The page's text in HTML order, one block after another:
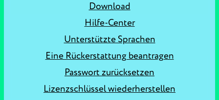
Download
Hilfe-Center
Unterstützte Sprachen
Eine Rückerstattung beantragen
Passwort zurücksetzen
Lizenzschlüssel wiederherstellen